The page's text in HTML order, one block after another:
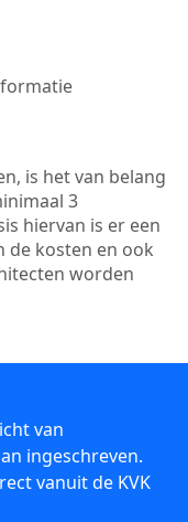
is het van belang
3
hiervan is er een
de kosten en ook
worden
van
ingeschreven.
vanuit de KVK